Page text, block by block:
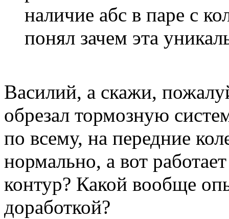
наличие абс в паре с
понял зачем эта
Василий, а скажи,
обрезал тормозную
по всему, на передние
нормально, а вот
контур? Какой вообще
доработкой?